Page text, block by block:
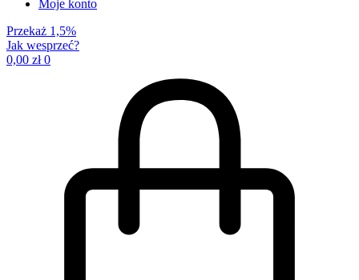
Moje konto
Przekaż 1,5%
Jak wesprzeć?
0,00 zł 0